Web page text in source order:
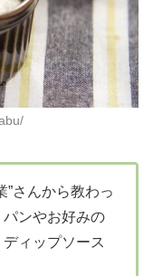
”さんから教わっ
ンやお好みの
ィップソース